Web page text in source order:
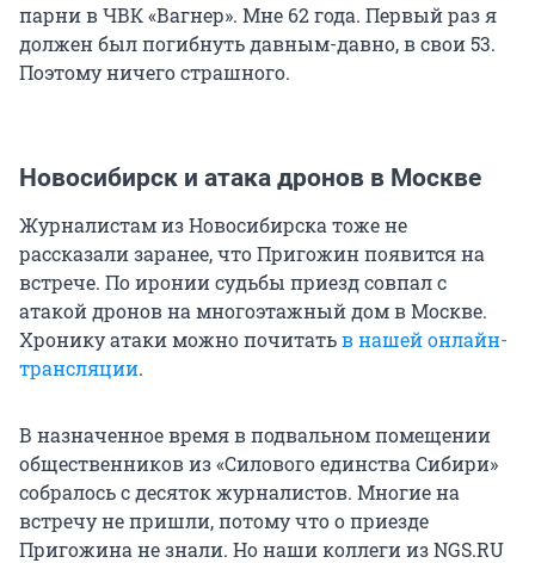
парни в ЧВК «Вагнер». Мне 62 года. Первый раз я
должен был погибнуть давным-давно, в свои 53.
Поэтому ничего страшного.
Новосибирск и атака дронов в Москве
Журналистам из Новосибирска тоже не
рассказали заранее, что Пригожин появится на
встрече. По иронии судьбы приезд совпал с
атакой дронов на многоэтажный дом в Москве.
Хронику атаки можно почитатьв нашей онлайн-
трансляции.
В назначенное время в подвальном помещении
общественников из «Силового единства Сибири»
собралось с десяток журналистов. Многие на
встречу не пришли, потому что о приезде
Пригожина не знали. Но наши коллеги из NGS.RU